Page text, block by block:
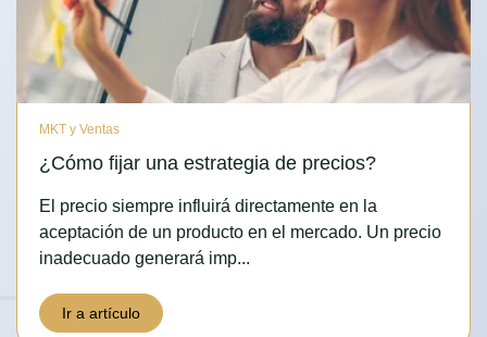
MKT y Ventas
¿Cómo fijar una estrategia de precios?
El precio siempre influirá directamente en la
aceptación de un producto en el mercado. Un precio
inadecuado generará imp...
Ir a artículo